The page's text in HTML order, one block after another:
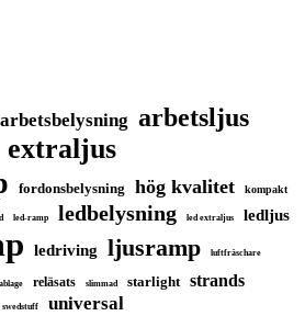
arbetsbelysning arbetsljus
extraljus
fordonsbelysning hög kvalitet kompakt
led-ramp ledbelysning led extraljus ledljus
ledriving ljusramp luftfräschare
reläsats slimmad starlight strands
swedstuff universal